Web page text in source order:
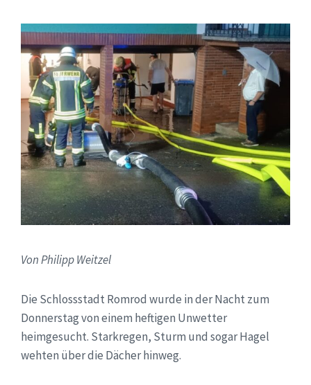
VonPhilipp Weitzel
Die Schlossstadt Romrod wurde in der Nacht zum
Donnerstag von einem heftigen Unwetter
heimgesucht. Starkregen, Sturm und sogar Hagel
wehten über die Dächer hinweg.